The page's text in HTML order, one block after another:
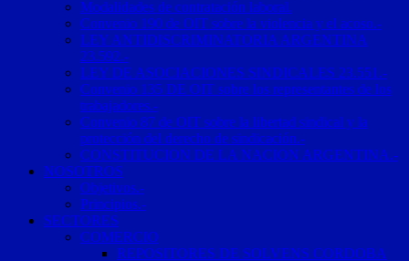
Modalidades de contratación laboral.
Convenio 190 de OIT sobre la violencia y el acoso.-
LEY ANTIDISCRIMINATORIA ARGENTINA
23.592.-
LEY DE ASOCIACIONES SINDICALES 23.551.-
Convenio 135 DE OIT sobre los representantes de los
trabajadores.-
Convenio 87 de OIT sobre la libertad sindical y la
protección del derecho de sindicación.-
CONSTITUCION DE LA NACION ARGENTINA.-
NOSOTROS
Objetivos.-
Principios.-
SECTORES
COMERCIO
REPOSITORES DE SOLVENS CORDOBA